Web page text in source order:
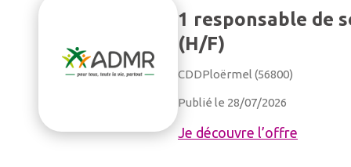
1 responsable de
(H/F)
CDDPloërmel (56800)
Publié le 28/07/2026
Je découvre l’offre